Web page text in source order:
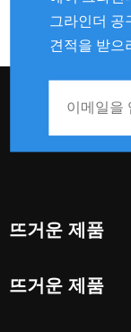
그라인더 공
견적을 받으
뜨거운 제품
뜨거운 제품